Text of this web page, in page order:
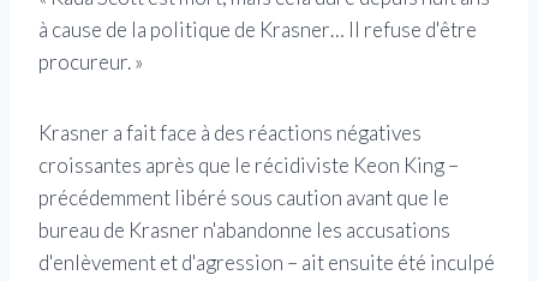
à cause de la politique de Krasner… Il refuse d'être
procureur. »
Krasner a fait face à des réactions négatives
croissantes après que le récidiviste Keon King –
précédemment libéré sous caution avant que le
bureau de Krasner n'abandonne les accusations
d'enlèvement et d'agression – ait ensuite été inculpé